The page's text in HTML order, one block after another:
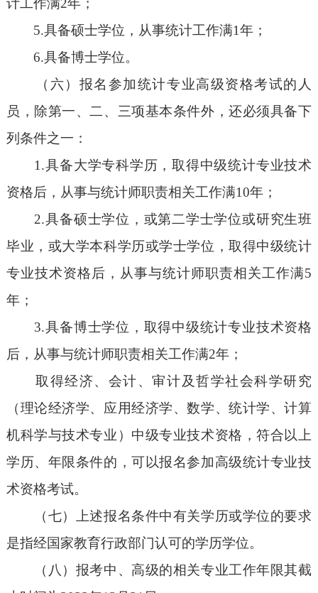
计工作满2年；
5.具备硕士学位，从事统计工作满1年；
6.具备博士学位。
（六）报名参加统计专业高级资格考试的人
员，除第一、二、三项基本条件外，还必须具备下
列条件之一：
1.具备大学专科学历，取得中级统计专业技术
资格后，从事与统计师职责相关工作满10年；
2.具备硕士学位，或第二学士学位或研究生班
毕业，或大学本科学历或学士学位，取得中级统计
专业技术资格后，从事与统计师职责相关工作满5
年；
3.具备博士学位，取得中级统计专业技术资格
后，从事与统计师职责相关工作满2年；
取得经济、会计、审计及哲学社会科学研究
（理论经济学、应用经济学、数学、统计学、计算
机科学与技术专业）中级专业技术资格，符合以上
学历、年限条件的，可以报名参加高级统计专业技
术资格考试。
（七）上述报名条件中有关学历或学位的要求
是指经国家教育行政部门认可的学历学位。
（八）报考中、高级的相关专业工作年限其截